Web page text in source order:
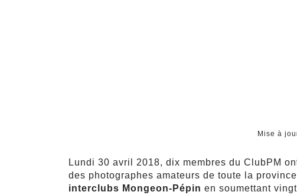
Mise à
Lundi 30 avril 2018, dix membres du ClubPM
des photographes amateurs de toute la
interclubs Mongeon-Pépin en soumettant